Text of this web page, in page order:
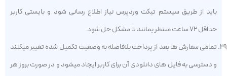
باید از طریق سیستم تیکت وردپرس نیاز اطلاع رسانی شود و بایستی کاربر
حداقل ۷۲ ساعت منتظر بمانند تا مشکل حل شود.
تمامی سفارش ها بعد از پرداخت بلافاصله به وضعیت تکمیل شده تغییر میکنند
و دسترسی به فایل های دانلودی آن برای کاربر ایجاد میشود و در صورت بروز هر